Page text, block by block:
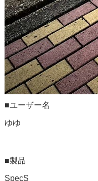
■ユーザー名
ゆゆ
■製品
SpecS